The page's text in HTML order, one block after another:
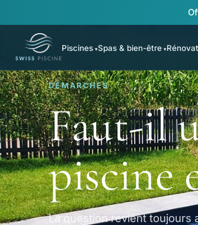
Piscines Spas & bien-être
DÉMARCHES
Faut-il
piscine
La question revient toujours